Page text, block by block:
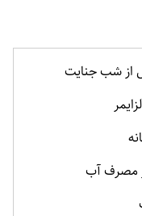
از شب جنایت
مصرف آب